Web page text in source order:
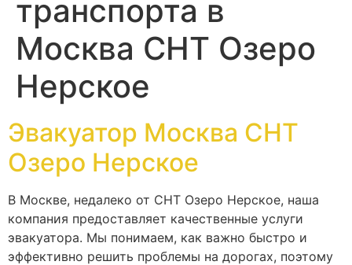
транспорта в
Москва СНТ Озеро
Нерское
Эвакуатор Москва СНТ
Озеро Нерское
В Москве, недалеко от СНТ Озеро Нерское, наша
компания предоставляет качественные услуги
эвакуатора. Мы понимаем, как важно быстро и
эффективно решить проблемы на дорогах, поэтому